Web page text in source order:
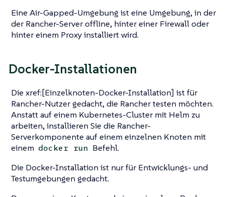
Eine Air-Gapped-Umgebung ist eine Umgebung, in der
der Rancher-Server offline, hinter einer Firewall oder
hinter einem Proxy installiert wird.
Docker-Installationen
Die xref:[Einzelknoten-Docker-Installation] ist für
Rancher-Nutzer gedacht, die Rancher testen möchten.
Anstatt auf einem Kubernetes-Cluster mit Helm zu
arbeiten, installieren Sie die Rancher-
Serverkomponente auf einem einzelnen Knoten mit
einem docker run Befehl.
Die Docker-Installation ist nur für Entwicklungs- und
Testumgebungen gedacht.